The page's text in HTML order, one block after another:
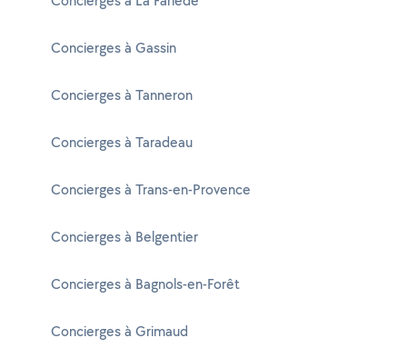
Concierges à Gassin
Concierges à Tanneron
Concierges à Taradeau
Concierges à Trans-en-Provence
Concierges à Belgentier
Concierges à Bagnols-en-Forêt
Concierges à Grimaud